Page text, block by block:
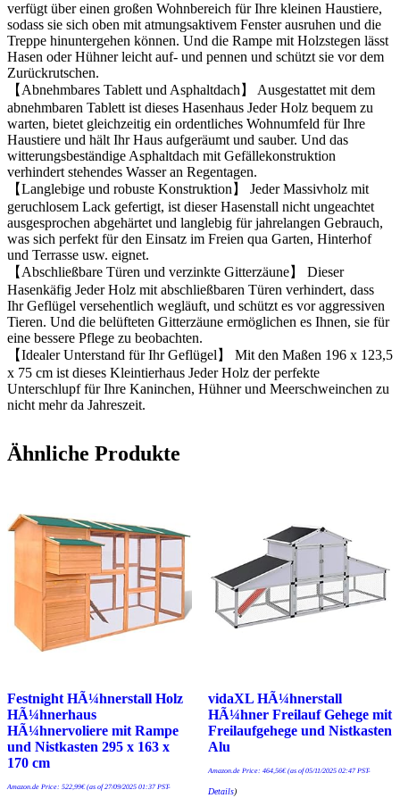
verfügt über einen großen Wohnbereich für Ihre kleinen Haustiere,
sodass sie sich oben mit atmungsaktivem Fenster ausruhen und die
Treppe hinuntergehen können. Und die Rampe mit Holzstegen lässt
Hasen oder Hühner leicht auf- und pennen und schützt sie vor dem
Zurückrutschen.
【Abnehmbares Tablett und Asphaltdach】 Ausgestattet mit dem
abnehmbaren Tablett ist dieses Hasenhaus Jeder Holz bequem zu
warten, bietet gleichzeitig ein ordentliches Wohnumfeld für Ihre
Haustiere und hält Ihr Haus aufgeräumt und sauber. Und das
witterungsbeständige Asphaltdach mit Gefällekonstruktion
verhindert stehendes Wasser an Regentagen.
【Langlebige und robuste Konstruktion】 Jeder Massivholz mit
geruchlosem Lack gefertigt, ist dieser Hasenstall nicht ungeachtet
ausgesprochen abgehärtet und langlebig für jahrelangen Gebrauch,
was sich perfekt für den Einsatz im Freien qua Garten, Hinterhof
und Terrasse usw. eignet.
【Abschließbare Türen und verzinkte Gitterzäune】 Dieser
Hasenkäfig Jeder Holz mit abschließbaren Türen verhindert, dass
Ihr Geflügel versehentlich wegläuft, und schützt es vor aggressiven
Tieren. Und die belüfteten Gitterzäune ermöglichen es Ihnen, sie für
eine bessere Pflege zu beobachten.
【Idealer Unterstand für Ihr Geflügel】 Mit den Maßen 196 x 123,5
x 75 cm ist dieses Kleintierhaus Jeder Holz der perfekte
Unterschlupf für Ihre Kaninchen, Hühner und Meerschweinchen zu
nicht mehr da Jahreszeit.
Ähnliche Produkte
Festnight HÃ¼hnerstall Holz
HÃ¼hnerhaus
HÃ¼hnervoliere mit Rampe
und Nistkasten 295 x 163 x
170 cm
Amazon.de Price: 522,99€(as of 27/09/2025 01:37 PST-
vidaXL HÃ¼hnerstall
HÃ¼hner Freilauf Gehege mit
Freilaufgehege und Nistkasten
Alu
Amazon.de Price: 464,56€(as of 05/11/2025 02:47 PST-
Details)